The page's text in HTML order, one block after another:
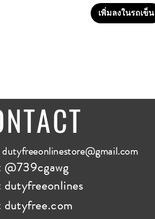
เพิ่มลงในรถเข็น
dutyfreeonlinestore@gmail.com
@739cgawg
dutyfreeonlines
dutyfree.com